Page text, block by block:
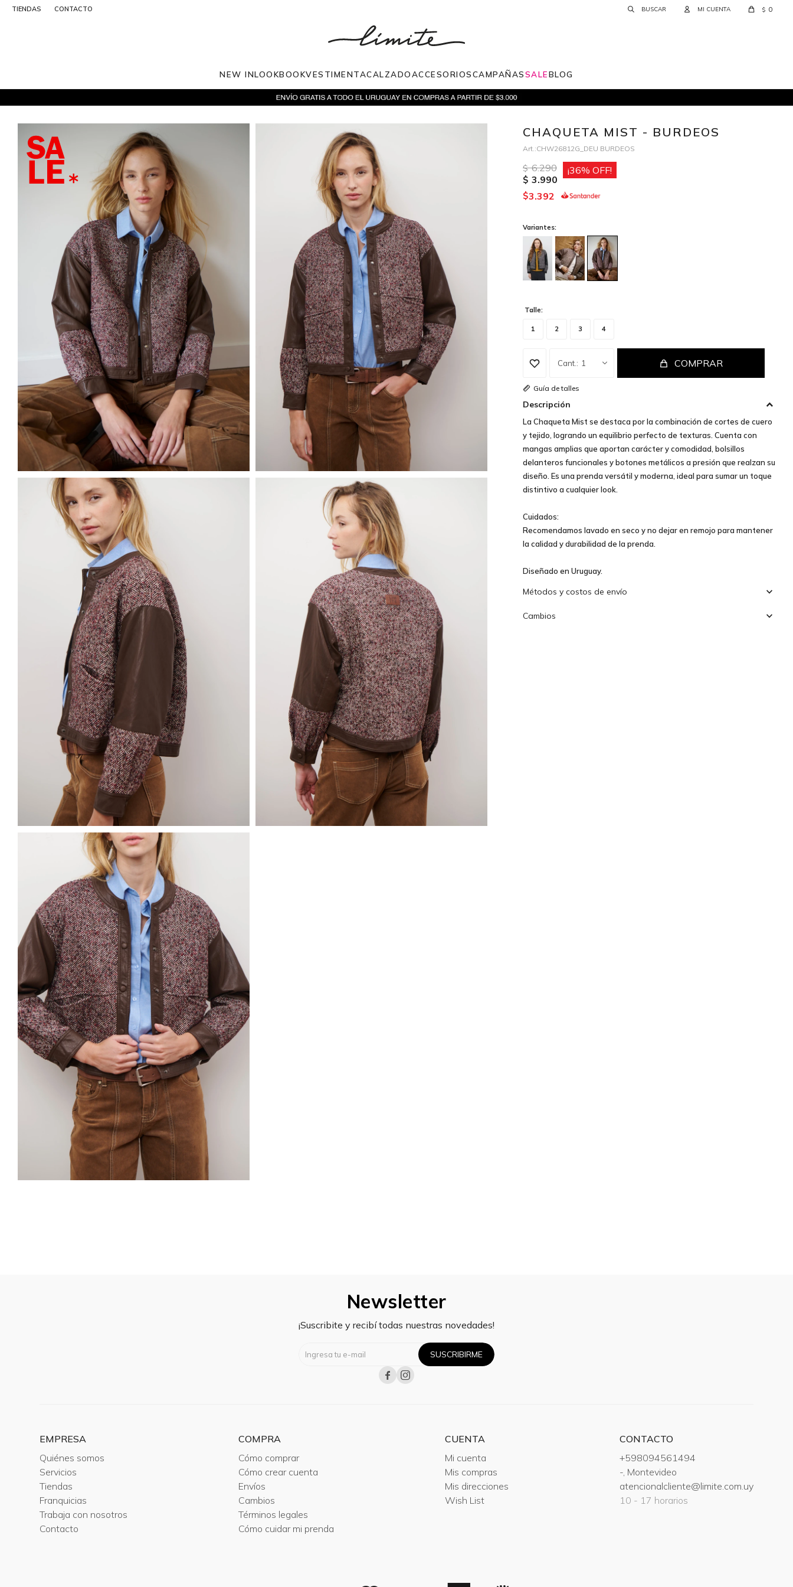
NEW INLOOKBOOKVESTIMENTACALZADOACCESORIOSCAMPAÑASSALEBLOG
TIENDAS CONTACTO $ 0
CHAQUETA MIST - BURDEOS
CHW26812G_DEU BURDEOS
$ 6.290
$ 3.990
36
$3.392
Variantes:
Talle:
1 2 3 4
1 COMPRAR
Guía de talles
Descripción
La Chaqueta Mist se destaca por la combinación de cortes de cuero
y tejido, logrando un equilibrio perfecto de texturas. Cuenta con
mangas amplias que aportan carácter y comodidad, bolsillos
delanteros funcionales y botones metálicos a presión que realzan su
diseño. Es una prenda versátil y moderna, ideal para sumar un toque
distintivo a cualquier look.
Cuidados:
Recomendamos lavado en seco y no dejar en remojo para mantener
la calidad y durabilidad de la prenda.
Diseñado en Uruguay.
Métodos y costos de envío
Cambios
Newsletter
¡Suscribite y recibí todas nuestras novedades!
SUSCRIBIRME
 
EMPRESA
Quiénes somos
Servicios
Tiendas
Franquicias
Trabaja con nosotros
Contacto
COMPRA
Cómo comprar
Cómo crear cuenta
Envíos
Cambios
Términos legales
Cómo cuidar mi prenda
CUENTA
Mi cuenta
Mis compras
Mis direcciones
Wish List
CONTACTO
+598094561494
-, Montevideo
atencionalcliente@limite.com.uy
10 - 17 horarios